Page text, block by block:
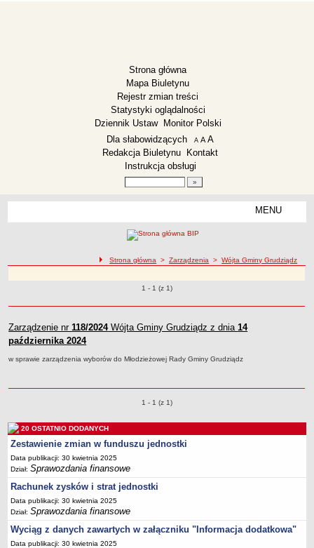
Strona główna
Mapa Biuletynu
Rejestr zmian treści
Statystyki oglądalności
Dziennik Ustaw
Monitor Polski
Menu dodatkowe
Dla słabowidzących A pomniejsz czcionkę
A standardowy rozmiar czcionki
A
Redakcja Biuletynu
Kontakt
Instrukcja obsługi
MENU
SZKOŁA PODSTAWOWA DUSOCIN
Regulaminy i instrukcje
Rejestry, ewidencje i archiwa
Sprawozdania finansowe
OGŁOSZENIA O NABORZE DO PRACY W PLACÓWKACH
ścieżka nawigacji
Strona główna >Zarządzenia >Wójta Gminy Grudziądz
Zarządzenia o pozycjach
1 - 1 (z 1)
Zarządzenie nr118/2024Wójta Gminy Grudziądz z dnia14
października 2024
w sprawie zarządzenia wyborów do Młodzieżowej Rady Gminy Grudziądz
Zarządzenia o pozycjach
1 - 1 (z 1)
20 OSTATNIO DODANYCH
Zestawienie zmian w funduszu jednostki
Data publikacji: 30 kwietnia 2025
Dział:Sprawozdania finansowe
Rachunek zysków i strat jednostki
Data publikacji: 30 kwietnia 2025
Dział:Sprawozdania finansowe
Wyciąg z danych zawartych w załączniku "Informacja dodatkowa"
Data publikacji: 30 kwietnia 2025